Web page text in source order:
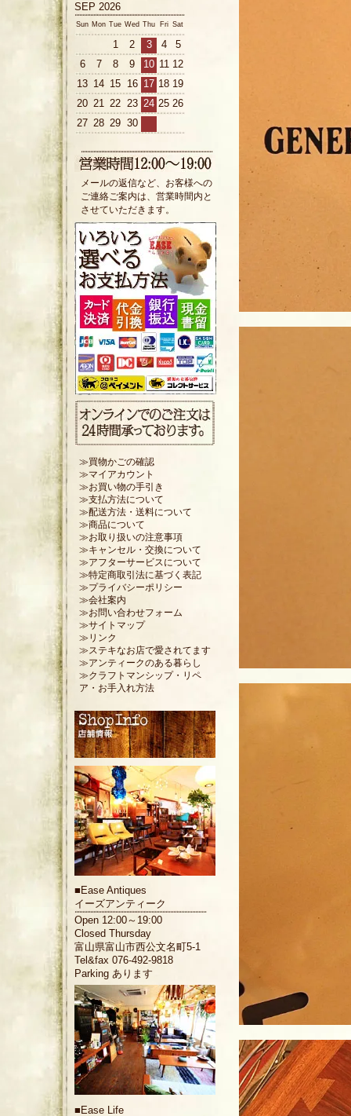
SEP 2026
Sun Mon Tue Wed Thu Fri Sat
1 2 3 4
5
6
7 8 9 10 11 12
13 14 15 16 17 18 19
20 21 22 23 24 25 26
27 28 29 30
メールの返信など、お客様への
ご連絡ご案内は、営業時間内と
させていただきます。
≫買物かごの確認
≫マイアカウント
≫お買い物の手引き
≫支払方法について
≫配送方法・送料について
≫商品について
≫お取り扱いの注意事項
≫キャンセル・交換について
≫アフターサービスについて
≫特定商取引法に基づく表記
≫プライバシーポリシー
≫会社案内
≫お問い合わせフォーム
≫サイトマップ
≫リンク
≫ステキなお店で愛されてます
≫アンティークのある暮らし
≫クラフトマンシップ・リペ
ア・お手入れ方法
■ Ease Antiques
イーズアンティーク
Open 12:00～19:00
Closed Thursday
富山県富山市西公文名町5-1
Tel&fax 076-492-9818
Parking あります
■ Ease Life